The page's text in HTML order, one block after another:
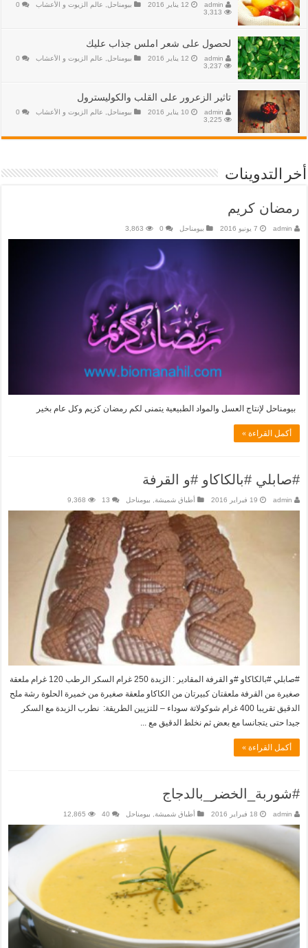
admin 12 يناير 2016 بيومناحل, عالم الزيوت و الأعشاب
0
3,313
لحصول على ‏شعر‬ املس جذاب عليك
admin 12 يناير 2016 بيومناحل, عالم الزيوت و الأعشاب
0
3,237
‏تاثير الزعرور على القلب والكوليسترول‬
admin 10 يناير 2016 بيومناحل, عالم الزيوت و الأعشاب
0
3,225
أخر التدوينات
رمضان كريم
admin 7 يونيو 2016 بيومناحل 0
3,863
بيومناحل لإنتاج العسل والمواد الطبيعية يتمنى لكم رمضان كزيم وكل عام بخير
أكمل القراءة »
#صابلي #بالكاكاو #و القرفة
admin 19 فبراير 2016 أطباق شميشة بيومناحل 13
9,368
#صابلي #بالكاكاو #و القرفة المقادير : الزبدة 250 غرام السكر الرطب 120 غرام ملعقة
صغيرة من القرفة ملعقتان كبيرتان من الكاكاو ملعقة صغيرة من خميرة الحلوة رشة ملح
الدقيق تقريبا 400 غرام شوكولاتة سوداء – للتزيين الطريقة: نطرب الزبدة مع السكر
جيدا حتى يتجانسا مع بعض ثم نخلط الدقيق مع ...
أكمل القراءة »
#شوربة_الخضر_بالدجاج
admin 18 فبراير 2016 أطباق شميشة, بيومناحل 40
12,865